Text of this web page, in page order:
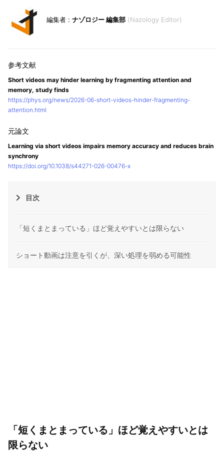
ナゾロジー 編集部 Nazology Editor
Short videos may hinder learning by fragmenting attention and
memory, study finds
https://phys.org/news/2026-06-short-videos-hinder-fragmenting-
attention.html
Learning via short videos impairs memory accuracy and reduces brain
synchrony
https://doi.org/10.1038/s44271-026-00476-x
目次
「短くまとまっている」ほど覚えやすいとは限らない
ショート動画は注意を引くが、深い処理を弱める可能性
「短くまとまっている」ほど覚えやすいとは
限らない